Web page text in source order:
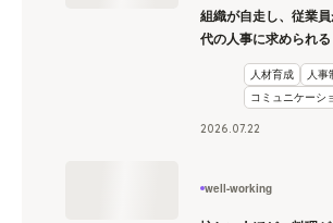
組織が自走し、従業
代の人事に求められ
人材育成 人事
コミュニケーシ
2026.07.22
well-working